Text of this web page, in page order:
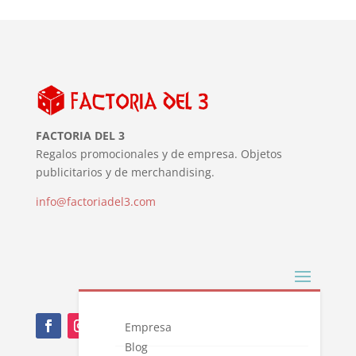
FACTORIA DEL 3
Regalos promocionales y de empresa. Objetos
publicitarios y de merchandising.
info@factoriadel3.com
Empresa
Blog